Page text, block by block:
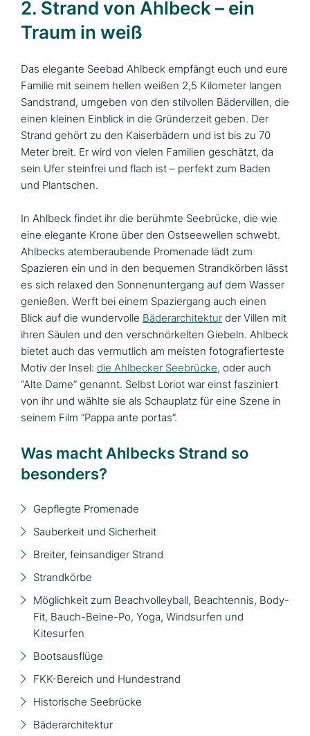
2. Strand von Ahlbeck – ein
Traum in weiß
Das elegante Seebad Ahlbeck empfängt euch und eure
Familie mit seinem hellen weißen 2,5 Kilometer langen
Sandstrand, umgeben von den stilvollen Bädervillen, die
einen kleinen Einblick in die Gründerzeit geben. Der
Strand gehört zu den Kaiserbädern und ist bis zu 70
Meter breit. Er wird von vielen Familien geschätzt, da
sein Ufer steinfrei und flach ist – perfekt zum Baden
und Plantschen.
In Ahlbeck findet ihr die berühmte Seebrücke, die wie
eine elegante Krone über den Ostseewellen schwebt.
Ahlbecks atemberaubende Promenade lädt zum
Spazieren ein und in den bequemen Strandkörben lässt
es sich relaxed den Sonnenuntergang auf dem Wasser
genießen. Werft bei einem Spaziergang auch einen
Blick auf die wundervolle Bäderarchitektur der Villen mit
ihren Säulen und den verschnörkelten Giebeln. Ahlbeck
bietet auch das vermutlich am meisten fotografierteste
Motiv der Insel: die Ahlbecker Seebrücke, oder auch
“Alte Dame” genannt. Selbst Loriot war einst fasziniert
von ihr und wählte sie als Schauplatz für eine Szene in
seinem Film “Pappa ante portas”.
Was macht Ahlbecks Strand so
besonders?
Gepflegte Promenade
Sauberkeit und Sicherheit
Breiter, feinsandiger Strand
Strandkörbe
Möglichkeit zum Beachvolleyball, Beachtennis, Body-
Fit, Bauch-Beine-Po, Yoga, Windsurfen und
Kitesurfen
Bootsausflüge
FKK-Bereich und Hundestrand
Historische Seebrücke
Bäderarchitektur